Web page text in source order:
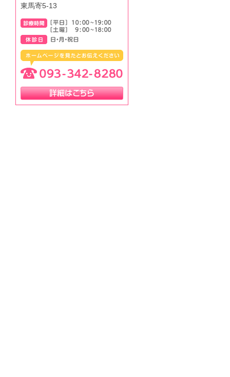
東馬寄5-13